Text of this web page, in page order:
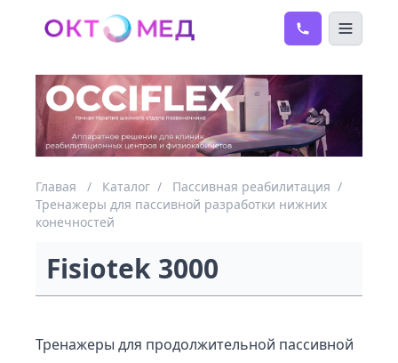
Главая / Каталог / Пассивная реабилитация /
Тренажеры для пассивной разработки нижних
конечностей
Fisiotek 3000
Тренажеры для продолжительной пассивной